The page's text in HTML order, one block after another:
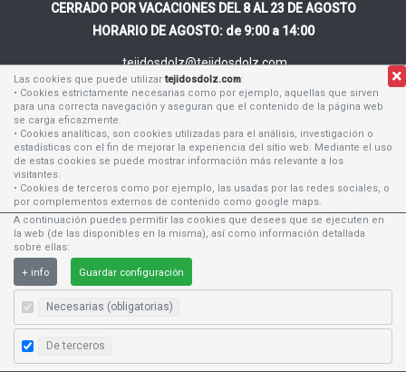
Uso de cookies
Las cookies que puede utilizartejidosdolz.com:
• Cookies estrictamente necesarias como por ejemplo, aquellas que sirven
para una correcta navegación y aseguran que el contenido de la página web
se carga eficazmente.
• Cookies analíticas, son cookies utilizadas para el análisis, investigación o
estadísticas con el fin de mejorar la experiencia del sitio web. Mediante el uso
de estas cookies se puede mostrar información más relevante a los
visitantes.
• Cookies de terceros como por ejemplo, las usadas por las redes sociales, o
por complementos externos de contenido como google maps.
A continuación puedes permitir las cookies que desees que se ejecuten en
la web (de las disponibles en la misma), así como información detallada
sobre ellas:
+ info Guardar configuración
Necesarias (obligatorias)
De terceros
CERRADO POR VACACIONES DEL 8 AL 23 DE AGOSTO
HORARIO DE AGOSTO: de 9:00 a 14:00
tejidosdolz@tejidosdolz.com
96 384 62 24
630 168 464
Tejidos Dolz S.L. Tu tienda de confianza en Valencia
©2026